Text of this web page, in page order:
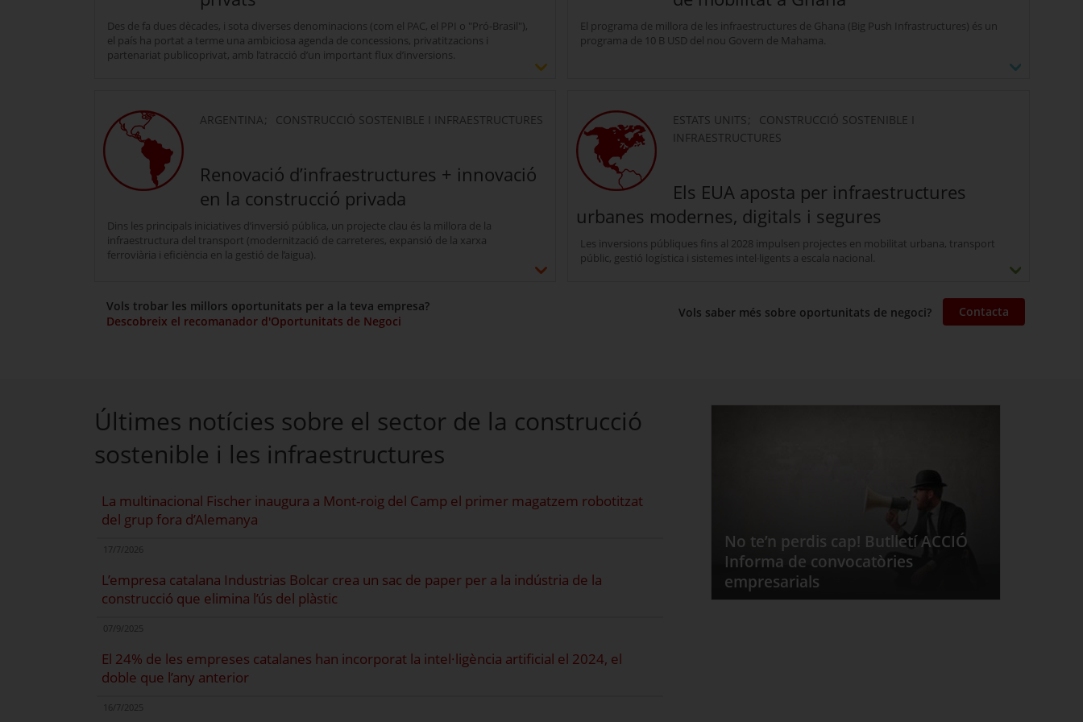
Des de fa dues dècades, i sota diverses denominacions (com el PAC, el PPI o "Pró-Brasil"),
el país ha portat a terme una ambiciosa agenda de concessions, privatitzacions i
partenariat publicoprivat, amb l’atracció d’un important flux d’inversions.
Desplegar més opcions de Ambiciosos plans d’inversió, públics i privats
El programa de millora de les infraestructures de Ghana (Big Push Infrastructures) és un
programa de 10 B USD del nou Govern de Mahama.
Desplegar
ARGENTINA CONSTRUCCIÓ SOSTENIBLE I INFRAESTRUCTURES
Renovació d’infraestructures + innovació
en la construcció privada
Dins les principals iniciatives d’inversió pública, un projecte clau és la millora de la
infraestructura del transport (modernització de carreteres, expansió de la xarxa
ferroviària i eficiència en la gestió de l’aigua).
Desplegar més opcions de Renovació d’infraestructures + innovació en la construcció privada
ESTATS UNITS
CONSTRUCCIÓ SOSTENIBLE I
INFRAESTRUCTURES
Els EUA aposta per infraestructures
urbanes modernes, digitals i segures
Les inversions públiques fins al 2028 impulsen projectes en mobilitat urbana, transport
públic, gestió logística i sistemes intel·ligents a escala nacional.
Desplegar
Vols trobar les millors oportunitats per a la teva empresa?
Descobreix el recomanador d'Oportunitats de Negoci
Vols saber més sobre oportunitats de negoci? Contacta
Últimes notícies sobre el sector de la construcció
sostenible i les infraestructures
La multinacional Fischer inaugura a Mont-roig del Camp el primer magatzem robotitzat
del grup fora d’Alemanya
17/7/2026
L’empresa catalana Industrias Bolcar crea un sac de paper per a la indústria de la
construcció que elimina l’ús del plàstic
07/9/2025
El 24% de les empreses catalanes han incorporat la intel·ligència artificial el 2024, el
doble que l’any anterior
16/7/2025
No te’n perdis cap! Butlletí ACCIÓ
Informa de convocatòries
empresarials